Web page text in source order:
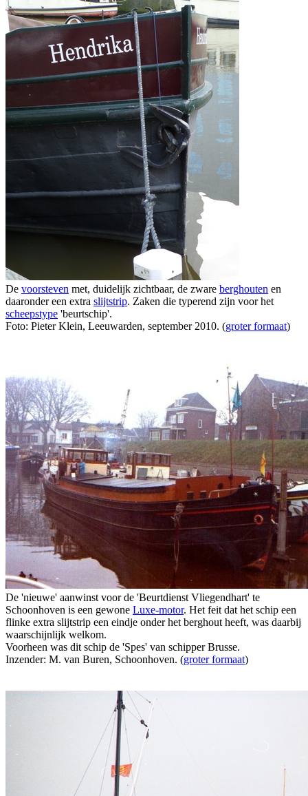
De voorsteven met, duidelijk zichtbaar, de zware berghouten en
daaronder een extra slijtstrip. Zaken die typerend zijn voor het
scheepstype 'beurtschip'.
Foto: Pieter Klein, Leeuwarden, september 2010. (groter formaat)
De 'nieuwe' aanwinst voor de 'Beurtdienst Vliegendhart' te
Schoonhoven is een gewone Luxe-motor. Het feit dat het schip een
flinke extra slijtstrip een eindje onder het berghout heeft, was daarbij
waarschijnlijk welkom.
Voorheen was dit schip de 'Spes' van schipper Brusse.
Inzender: M. van Buren, Schoonhoven. (groter formaat)